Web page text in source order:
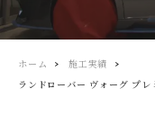
ホーム
施工実績
ランドローバー ヴォーグ プ